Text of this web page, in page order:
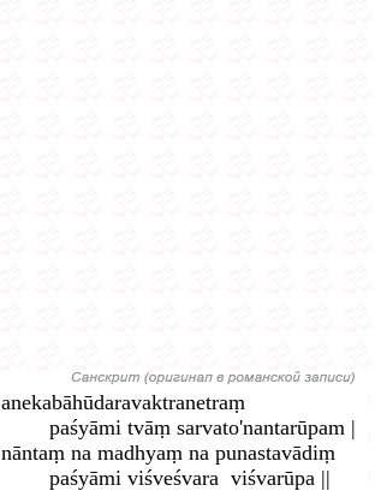
anekabāhūdaravaktranetraṃ
paśyāmi tvāṃ sarvato'nantarūpam |
nāntaṃ na madhyaṃ na punastavādiṃ
paśyāmi viśveśvara viśvarūpa ||